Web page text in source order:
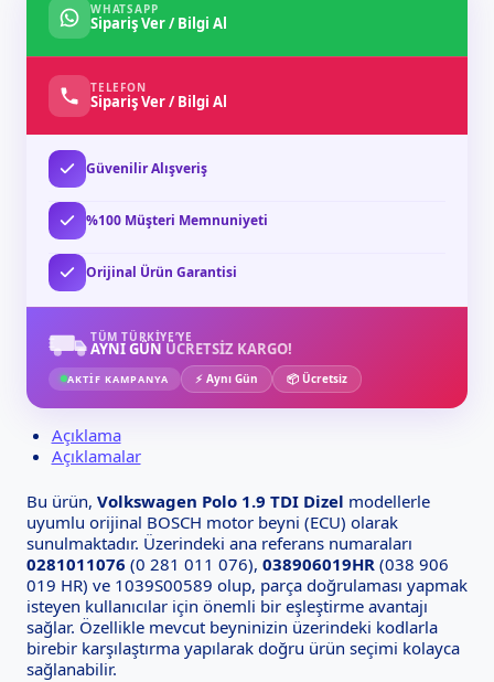
WHATSAPP
Sipariş Ver / Bilgi Al
TELEFON
Sipariş Ver / Bilgi Al
Güvenilir Alışveriş
%100 Müşteri Memnuniyeti
Orijinal Ürün Garantisi
TÜM TÜRKIYE’YE
AYNI GÜN ÜCRETSİZ KARGO!
AKTİF KAMPANYA ⚡ Aynı Gün 📦 Ücretsiz
Açıklama
Açıklamalar
Bu ürün, Volkswagen Polo 1.9 TDI Dizel modellerle
uyumlu orijinal BOSCH motor beyni (ECU) olarak
sunulmaktadır. Üzerindeki ana referans numaraları
0281011076 (0 281 011 076), 038906019HR (038 906
019 HR) ve 1039S00589 olup, parça doğrulaması yapmak
isteyen kullanıcılar için önemli bir eşleştirme avantajı
sağlar. Özellikle mevcut beyninizin üzerindeki kodlarla
birebir karşılaştırma yapılarak doğru ürün seçimi kolayca
sağlanabilir.